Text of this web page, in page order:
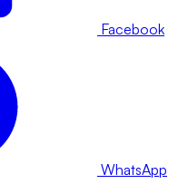
Facebook
WhatsApp